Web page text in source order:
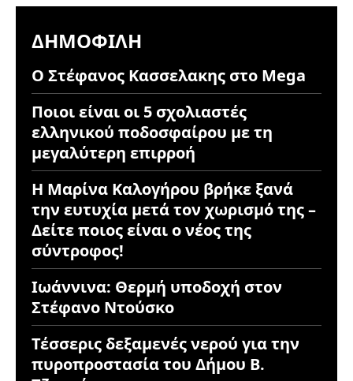
ΔΗΜΟΦΙΛΉ
Ο Στέφανος Κασσελακης στο Mega
Ποιοι είναι οι 5 σχολιαστές
ελληνικού ποδοσφαίρου με τη
μεγαλύτερη επιρροή
Η Μαρίνα Καλογήρου βρήκε ξανά
την ευτυχία μετά τον χωρισμό της –
Δείτε ποιος είναι ο νέος της
σύντροφος!
Ιωάννινα: Θερμή υποδοχή στον
Στέφανο Ντούσκο
Τέσσερις δεξαμενές νερού για την
πυροπροστασία του Δήμου Β.